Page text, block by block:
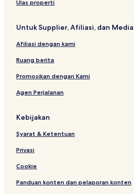
Ulas properti
Untuk Supplier, Afiliasi, dan Media
Afiliasi dengan kami
Ruang berita
Promosikan dengan Kami
Agen Perjalanan
Kebijakan
Syarat & Ketentuan
Privasi
Cookie
Panduan konten dan pelaporan konten